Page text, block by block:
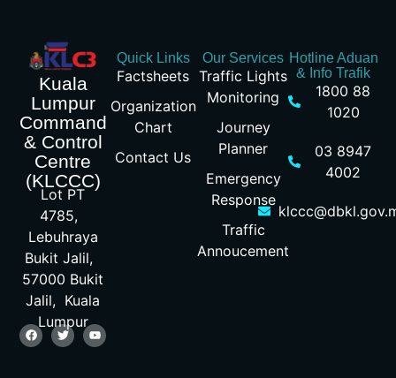
Kuala
Lumpur
Command
& Control
Centre
(KLCCC)
Lot PT
4785,
Lebuhraya
Bukit Jalil,
57000 Bukit
Jalil, Kuala
Lumpur
Quick Links
Factsheets
Organization
Chart
Contact Us
Our Services
Traffic Lights
Monitoring
Journey
Planner
Emergency
Response
Traffic
Annoucement
Hotline Aduan
& Info Trafik
1800 88
1020
03 8947
4002